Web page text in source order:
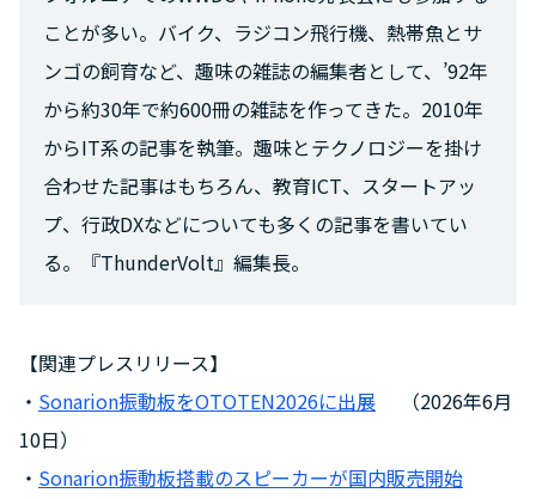
ことが多い。バイク、ラジコン飛行機、熱帯魚とサ
ンゴの飼育など、趣味の雑誌の編集者として、’92年
から約30年で約600冊の雑誌を作ってきた。2010年
からIT系の記事を執筆。趣味とテクノロジーを掛け
合わせた記事はもちろん、教育ICT、スタートアッ
プ、行政DXなどについても多くの記事を書いてい
る。『ThunderVolt』編集長。
【関連プレスリリース】
・ Sonarion振動板をOTOTEN2026に出展
（2026年6月
10日）
・ Sonarion振動板搭載のスピーカーが国内販売開始